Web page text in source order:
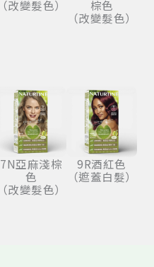
（改變髮色）
棕色
（改變髮色）
7N亞麻淺棕
色
（改變髮色）
9R酒紅色
（遮蓋白髮）